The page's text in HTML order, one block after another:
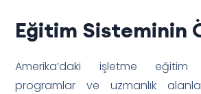
Eğitim Sisteminin
Amerika’daki işletme
programlar ve uzmanlık